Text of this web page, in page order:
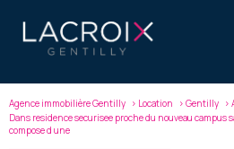
Agence immobilière Gentilly Location Gentilly
Dans residence securisee proche du nouveau campus
compose d une